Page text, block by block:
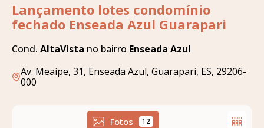
Lançamento lotes condomínio
fechado Enseada Azul Guarapari
Cond. AltaVista no bairro Enseada Azul
Av. Meaípe, 31, Enseada Azul, Guarapari, ES, 29206-
000
Fotos 12